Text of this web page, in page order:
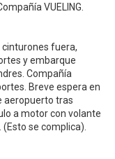
VUELING.
fuera,
y embarque
Compañía
Breve espera en
aeropuerto tras
a motor con volante
se complica).